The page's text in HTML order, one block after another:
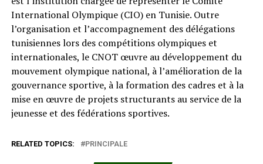
International Olympique (CIO) en Tunisie. Outre
l’organisation et l’accompagnement des délégations
tunisiennes lors des compétitions olympiques et
internationales, le CNOT œuvre au développement du
mouvement olympique national, à l’amélioration de la
gouvernance sportive, à la formation des cadres et à la
mise en œuvre de projets structurants au service de la
jeunesse et des fédérations sportives.
RELATED TOPICS: PRINCIPALE